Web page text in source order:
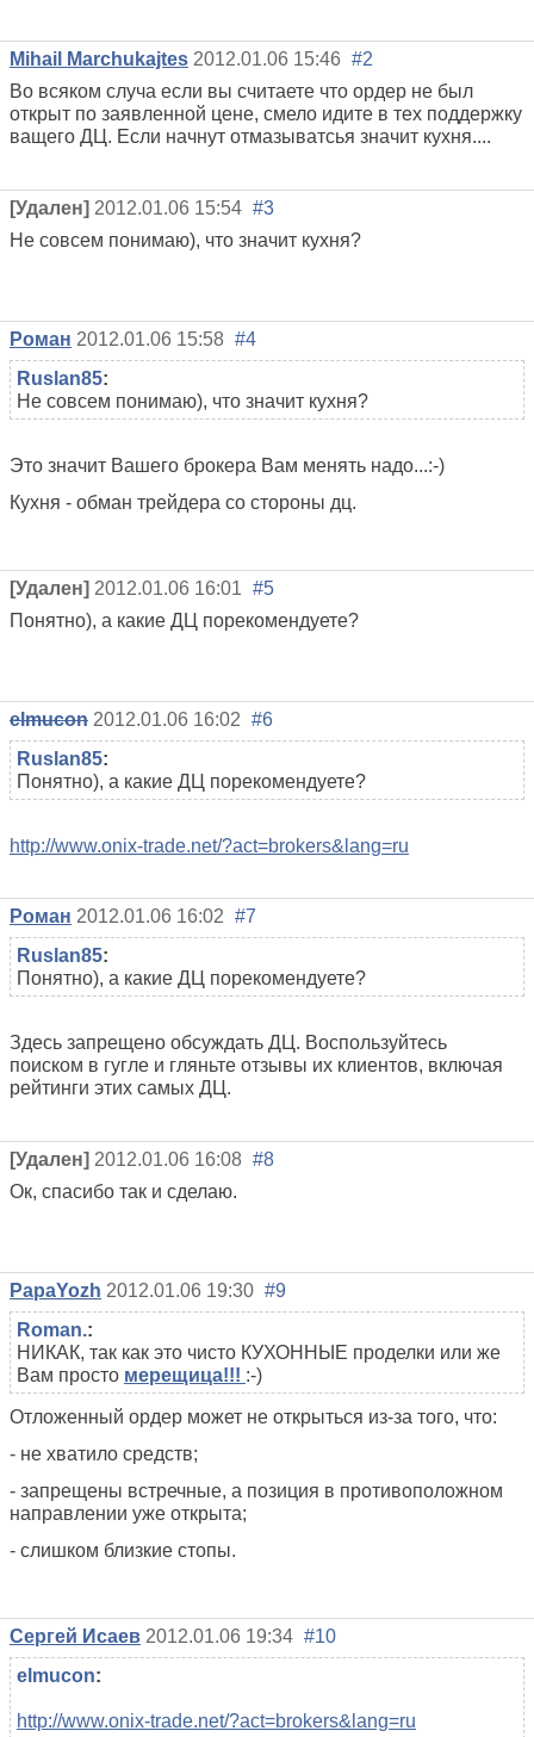
Mihail Marchukajtes 2012.01.06 15:46 #2
Во всяком случа если вы считаете что ордер не был
открыт по заявленной цене, смело идите в тех поддержку
ващего ДЦ. Если начнут отмазыватсья значит кухня....
[Удален] 2012.01.06 15:54 #3
Не совсем понимаю), что значит кухня?
Роман 2012.01.06 15:58 #4
Ruslan85:
Не совсем понимаю), что значит кухня?
Это значит Вашего брокера Вам менять надо...:-)
Кухня - обман трейдера со стороны дц.
[Удален] 2012.01.06 16:01 #5
Понятно), а какие ДЦ порекомендуете?
elmucon 2012.01.06 16:02 #6
Ruslan85:
Понятно), а какие ДЦ порекомендуете?
http://www.onix-trade.net/?act=brokers&lang=ru
Роман 2012.01.06 16:02 #7
Ruslan85:
Понятно), а какие ДЦ порекомендуете?
Здесь запрещено обсуждать ДЦ. Воспользуйтесь
поиском в гугле и гляньте отзывы их клиентов, включая
рейтинги этих самых ДЦ.
[Удален] 2012.01.06 16:08 #8
Ок, спасибо так и сделаю.
PapaYozh 2012.01.06 19:30 #9
Roman.:
НИКАК, так как это чисто КУХОННЫЕ проделки или же
Вам просто мерещица!!! :-)
Отложенный ордер может не открыться из-за того, что:
- не хватило средств;
- запрещены встречные, а позиция в противоположном
направлении уже открыта;
- слишком близкие стопы.
Сергей Исаев 2012.01.06 19:34 #10
elmucon:
http://www.onix-trade.net/?act=brokers&lang=ru